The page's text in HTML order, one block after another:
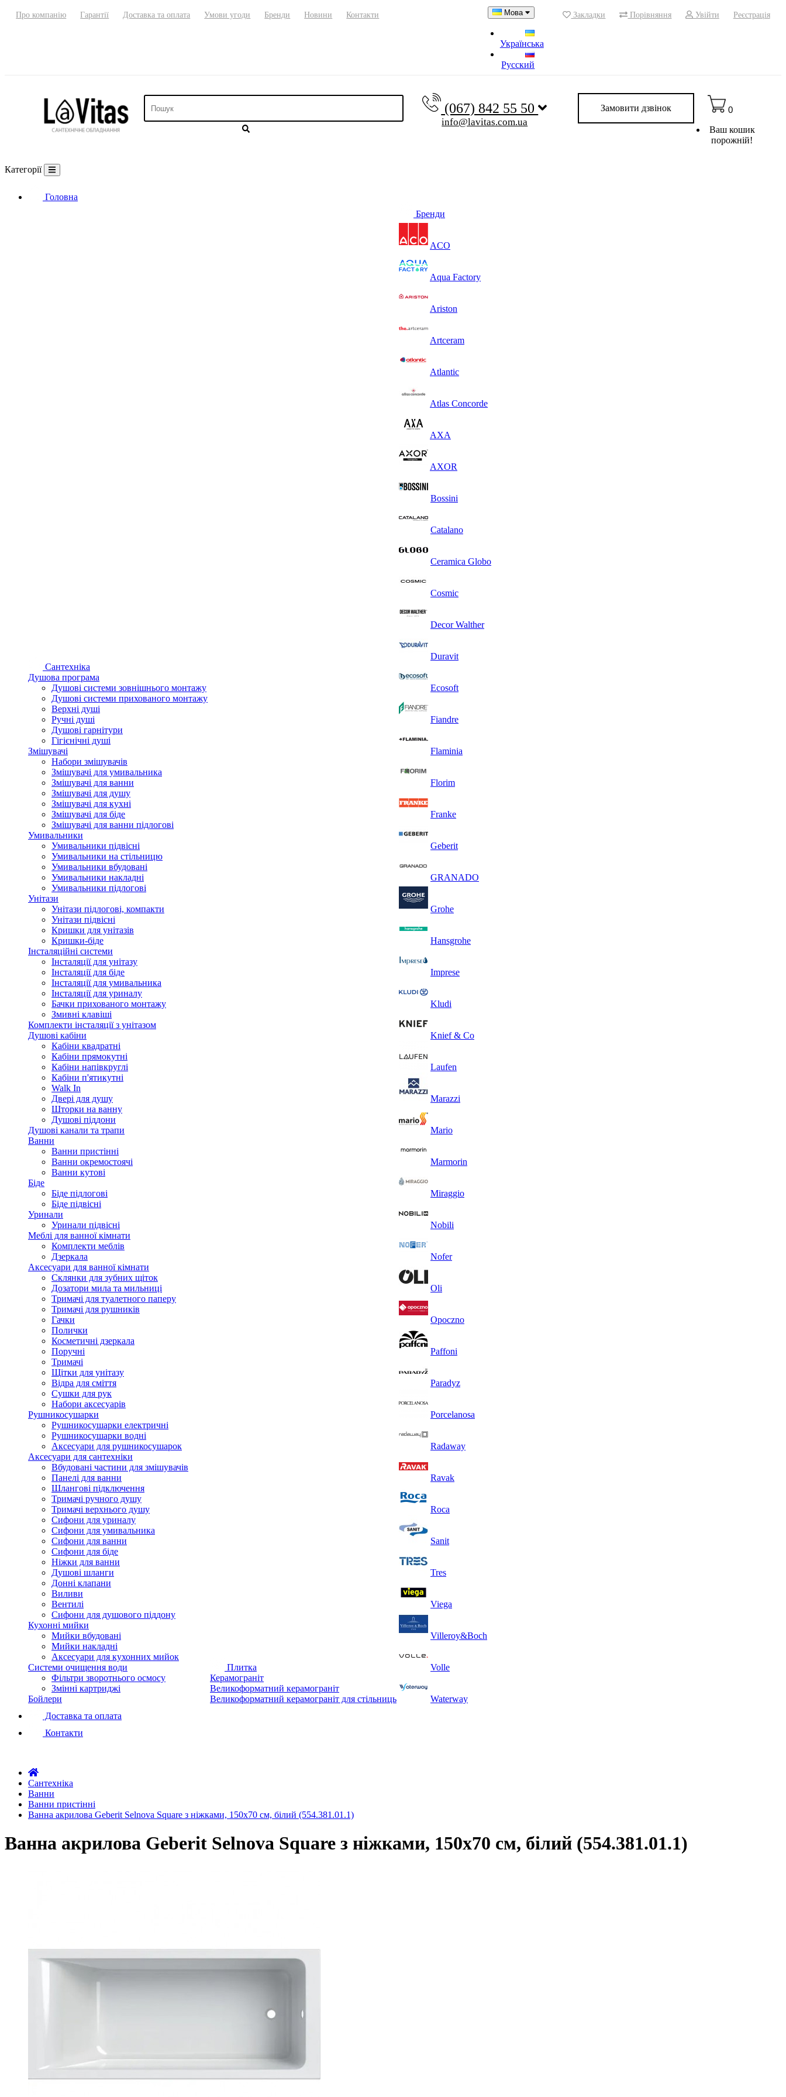
Про компанію Гарантії Доставка та оплата Умови угоди Бренди Новини Контакти Мова
Українська
Русский
Закладки Порівняння Увійти Реєстрація
(067) 842 55 50
info@lavitas.com.ua
Замовити дзвінок
0
Ваш кошик
порожній!
Категорії
Головна
Сантехніка
Душова програма
Душові системи зовнішнього монтажу
Душові системи прихованого монтажу
Верхні душі
Ручні душі
Душові гарнітури
Гігієнічні душі
Змішувачі
Набори змішувачів
Змішувачі для умивальника
Змішувачі для ванни
Змішувачі для душу
Змішувачі для кухні
Змішувачі для біде
Змішувачі для ванни підлогові
Умивальники
Умивальники підвісні
Умивальники на стільницю
Умивальники вбудовані
Умивальники накладні
Умивальники підлогові
Унітази
Унітази підлогові, компакти
Унітази підвісні
Кришки для унітазів
Кришки-біде
Інсталяційні системи
Інсталяції для унітазу
Інсталяції для біде
Інсталяції для умивальника
Інсталяції для уриналу
Бачки прихованого монтажу
Змивні клавіші
Комплекти інсталяції з унітазом
Душові кабіни
Кабіни квадратні
Кабіни прямокутні
Кабіни напівкруглі
Кабіни п'ятикутні
Walk In
Двері для душу
Шторки на ванну
Душові піддони
Душові канали та трапи
Ванни
Ванни пристінні
Ванни окремостоячі
Ванни кутові
Біде
Біде підлогові
Біде підвісні
Уринали
Уринали підвісні
Меблі для ванної кімнати
Комплекти меблів
Дзеркала
Аксесуари для ванної кімнати
Склянки для зубних щіток
Дозатори мила та мильниці
Тримачі для туалетного паперу
Тримачі для рушників
Гачки
Полички
Косметичні дзеркала
Поручні
Тримачі
Щітки для унітазу
Відра для сміття
Сушки для рук
Набори аксесуарів
Рушникосушарки
Рушникосушарки електричні
Рушникосушарки водні
Аксесуари для рушникосушарок
Аксесуари для сантехніки
Вбудовані частини для змішувачів
Панелі для ванни
Шлангові підключення
Тримачі ручного душу
Тримачі верхнього душу
Сифони для уриналу
Сифони для умивальника
Сифони для ванни
Сифони для біде
Ніжки для ванни
Душові шланги
Донні клапани
Виливи
Вентилі
Сифони для душового піддону
Кухонні мийки
Мийки вбудовані
Мийки накладні
Аксесуари для кухонних мийок
Системи очищення води
Фільтри зворотнього осмосу
Змінні картриджі
Бойлери
Плитка
Керамограніт
Великоформатний керамограніт
Великоформатний керамограніт для стільниць
Бренди
ACO
Aqua Factory
Ariston
Artceram
Atlantic
Atlas Concorde
AXA
AXOR
Bossini
Catalano
Ceramica Globo
Cosmic
Decor Walther
Duravit
Ecosoft
Fiandre
Flaminia
Florim
Franke
Geberit
GRANADO
Grohe
Hansgrohe
Imprese
Kludi
Knief & Co
Laufen
Marazzi
Mario
Marmorin
Miraggio
Nobili
Nofer
Oli
Opoczno
Paffoni
Paradyz
Porcelanosa
Radaway
Ravak
Roca
Sanit
Tres
Viega
Villeroy&Boch
Volle
Waterway
Доставка та оплата
Контакти
Сантехніка
Ванни
Ванни пристінні
Ванна акрилова Geberit Selnova Square з ніжками, 150х70 см, білий (554.381.01.1)
Ванна акрилова Geberit Selnova Square з ніжками, 150х70 см, білий (554.381.01.1)